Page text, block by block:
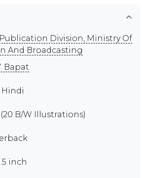
Publication Division, Ministry Of
And Broadcasting
Bapat
Hindi
(20 B/W Illustrations)
inch